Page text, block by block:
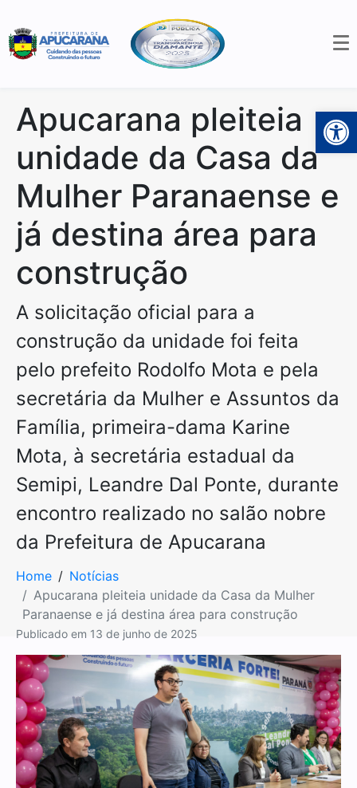
Apucarana pleiteia
unidade da Casa da
Mulher Paranaense e
já destina área para
construção
A solicitação oficial para a
construção da unidade foi feita
pelo prefeito Rodolfo Mota e pela
secretária da Mulher e Assuntos da
Família, primeira-dama Karine
Mota, à secretária estadual da
Semipi, Leandre Dal Ponte, durante
encontro realizado no salão nobre
da Prefeitura de Apucarana
Home
Notícias
Apucarana pleiteia unidade da Casa da Mulher
Paranaense e já destina área para construção
Publicado em 13 de junho de 2025